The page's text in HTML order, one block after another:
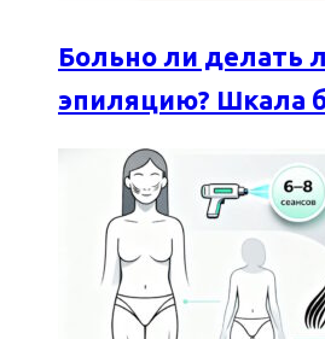
Больно ли делать
эпиляцию? Шкала